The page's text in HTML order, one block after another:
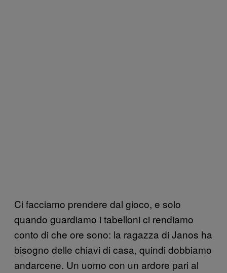
Ci facciamo prendere dal gioco, e solo
quando guardiamo i tabelloni ci rendiamo
conto di che ore sono: la ragazza di Janos ha
bisogno delle chiavi di casa, quindi dobbiamo
andarcene. Un uomo con un ardore pari al